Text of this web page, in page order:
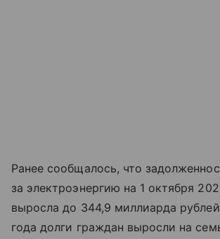
Ранее сообщалось, что
за электроэнергию на 1 октября
выросла до 344,9 миллиарда
года долги граждан выросли на